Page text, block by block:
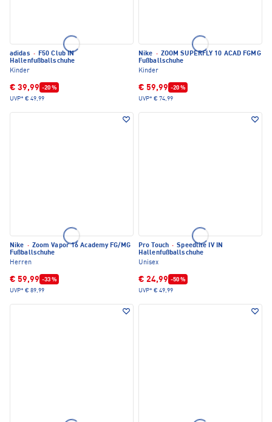
adidas · F50 Club IN
Hallenfußballschuhe
Kinder
€ 39,99 -20 %
UVP* € 49,99
Nike · ZOOM SUPERFLY 10 ACAD FGMG
Fußballschuhe
Kinder
€ 59,99 -20 %
UVP* € 74,99
Nike · Zoom Vapor 16 Academy FG/MG
Fußballschuhe
Herren
€ 59,99 -33 %
UVP* € 89,99
Pro Touch · Speedlite IV IN
Hallenfußballschuhe
Unisex
€ 24,99 -50 %
UVP* € 49,99